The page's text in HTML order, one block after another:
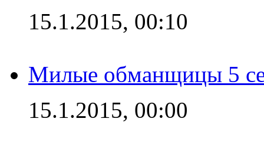
15.1.2015, 00:10
Милые обманщицы 5
15.1.2015, 00:00